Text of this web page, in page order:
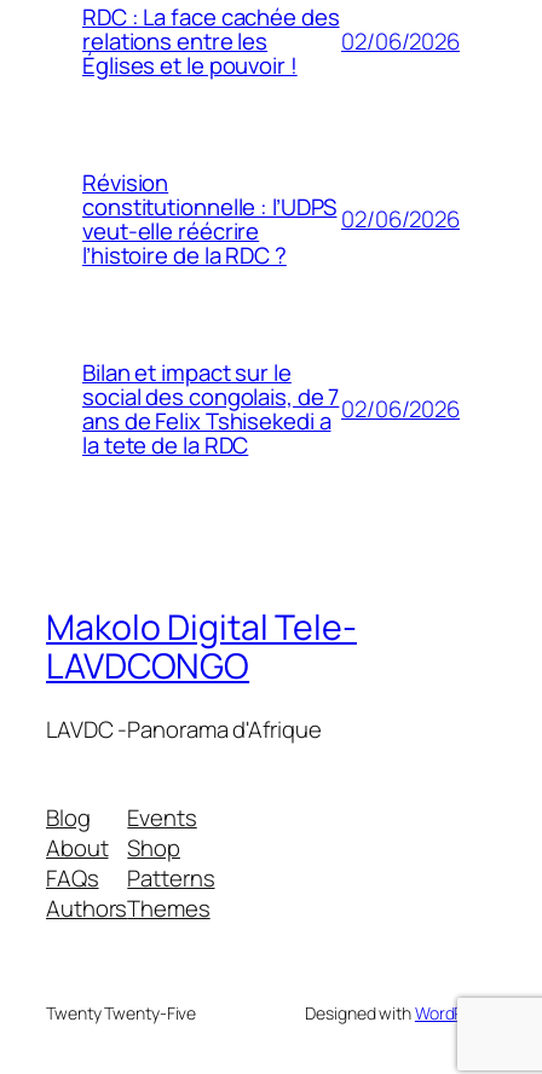
RDC : La face cachée des
relations entre les
Églises et le pouvoir !
02/06/2026
Révision
constitutionnelle : l’UDPS
veut-elle réécrire
l’histoire de la RDC ?
02/06/2026
Bilan et impact sur le
social des congolais, de 7
ans de Felix Tshisekedi a
la tete de la RDC
02/06/2026
Makolo Digital Tele-
LAVDCONGO
LAVDC -Panorama d'Afrique
Blog
About
FAQs
Authors
Events
Shop
Patterns
Themes
Twenty Twenty-Five Designed withWordPress